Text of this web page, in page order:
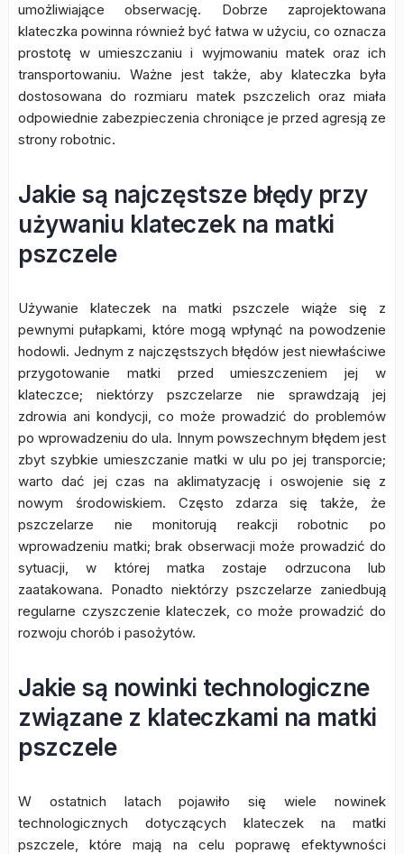
umożliwiające obserwację. Dobrze zaprojektowana
klateczka powinna również być łatwa w użyciu, co oznacza
prostotę w umieszczaniu i wyjmowaniu matek oraz ich
transportowaniu. Ważne jest także, aby klateczka była
dostosowana do rozmiaru matek pszczelich oraz miała
odpowiednie zabezpieczenia chroniące je przed agresją ze
strony robotnic.
Jakie są najczęstsze błędy przy
używaniu klateczek na matki
pszczele
Używanie klateczek na matki pszczele wiąże się z
pewnymi pułapkami, które mogą wpłynąć na powodzenie
hodowli. Jednym z najczęstszych błędów jest niewłaściwe
przygotowanie matki przed umieszczeniem jej w
klateczce; niektórzy pszczelarze nie sprawdzają jej
zdrowia ani kondycji, co może prowadzić do problemów
po wprowadzeniu do ula. Innym powszechnym błędem jest
zbyt szybkie umieszczanie matki w ulu po jej transporcie;
warto dać jej czas na aklimatyzację i oswojenie się z
nowym środowiskiem. Często zdarza się także, że
pszczelarze nie monitorują reakcji robotnic po
wprowadzeniu matki; brak obserwacji może prowadzić do
sytuacji, w której matka zostaje odrzucona lub
zaatakowana. Ponadto niektórzy pszczelarze zaniedbują
regularne czyszczenie klateczek, co może prowadzić do
rozwoju chorób i pasożytów.
Jakie są nowinki technologiczne
związane z klateczkami na matki
pszczele
W ostatnich latach pojawiło się wiele nowinek
technologicznych dotyczących klateczek na matki
pszczele, które mają na celu poprawę efektywności